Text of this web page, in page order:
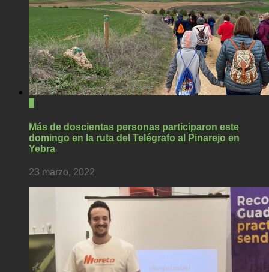
Más de doscientas personas participaron este
domingo en la ruta del Telégrafo al Pinarejo en
Yebra
23 marzo, 2022